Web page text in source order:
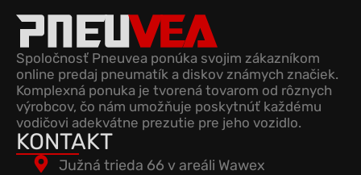
Spoločnosť Pneuvea ponúka svojim zákazníkom
online predaj pneumatík a diskov známych značiek.
Komplexná ponuka je tvorená tovarom od rôznych
výrobcov, čo nám umožňuje poskytnúť každému
vodičovi adekvátne prezutie pre jeho vozidlo.
KONTAKT
Južná trieda 66 v areáli Wawex